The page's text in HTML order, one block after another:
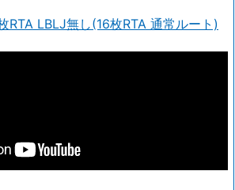
RTA LBLJ無し(16枚RTA 通常ルート)